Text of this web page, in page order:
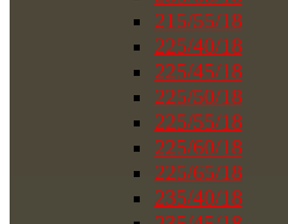
215/55/18
225/40/18
225/45/18
225/50/18
225/55/18
225/60/18
225/65/18
235/40/18